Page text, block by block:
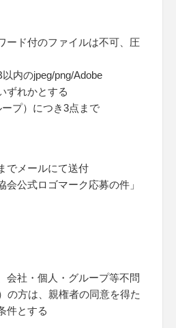
ード付のファイルは不可、圧
内のjpeg/png/Adobe
ずれかとする
プ）につき3点まで
でメールにて送付
公式ロゴマーク応募の件」
会社・個人・グループ等不問
の方は、親権者の同意を得た
件とする